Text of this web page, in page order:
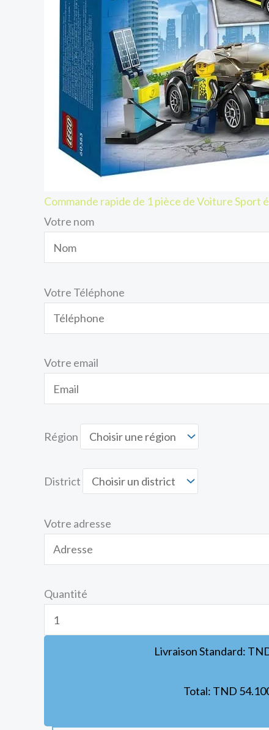
Commande rapide de 1 pièce de Voiture Sport
Votre nom
Votre Téléphone
Votre email
Région
District
Votre adresse
Quantité
Livraison Standard:
Total: TND